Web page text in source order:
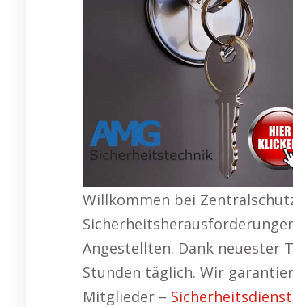
Willkommen bei
Angestellten. Dank neuester
Stunden täglich. Wir
Mitglieder –